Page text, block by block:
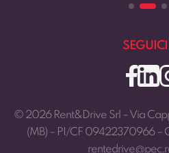
SEGUICI
© 2026 Rent&Drive Srl – Via